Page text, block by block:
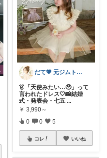
だて💖 元ジムトレーナーママ子育て美容
👗「天使みたい…🥹」って
言われたドレス🤍📸結婚
式・発表会・七五 ...
￥ 3,990～
0 0 5
コレ いいね